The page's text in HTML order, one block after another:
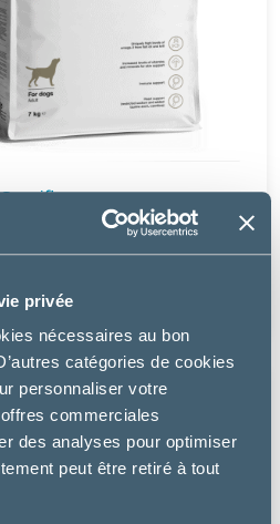
privée
nécessaires au bon
catégories de cookies
personnaliser votre
commerciales
des analyses pour optimiser
peut être retiré à tout
Specific
SUPPORT – CHIEN
20.99€